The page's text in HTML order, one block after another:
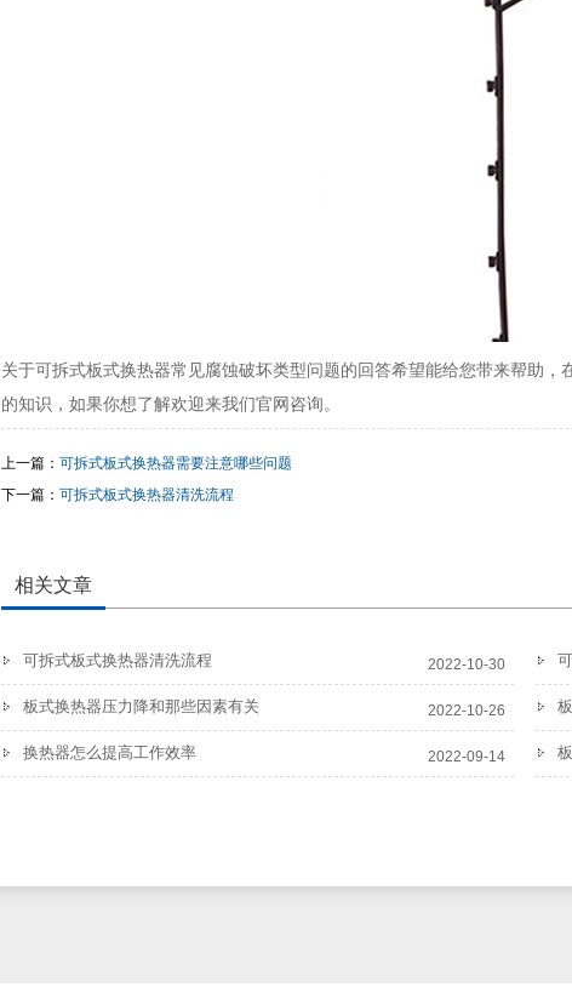
关于可拆式板式换热器常见腐蚀破坏类型问题的回答希望能给您带来帮助
的知识，如果你想了解欢迎来我们官网咨询。
上一篇： 可拆式板式换热器需要注意哪些问题
下一篇： 可拆式板式换热器清洗流程
相关文章
可拆式板式换热器清洗流程 2022-10-30
板式换热器压力降和那些因素有关 2022-10-26
换热器怎么提高工作效率 2022-09-14